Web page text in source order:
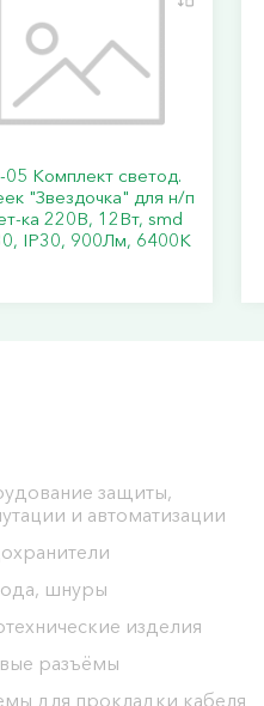
05 Комплект светод.
"Звездочка" для н/п
ка 220В, 12Вт, smd
IP30, 900Лм, 6400К
защиты,
и автоматизации
шнуры
изделия
разъёмы
для прокладки кабеля